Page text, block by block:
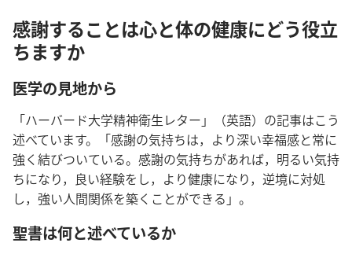
感謝することは心と体の健康にどう役立
ちますか
医学の見地から
「ハーバード大学精神衛生レター」（英語）の記事はこう
述べています。「感謝の気持ちは，より深い幸福感と常に
強く結びついている。感謝の気持ちがあれば，明るい気持
ちになり，良い経験をし，より健康になり，逆境に対処
し，強い人間関係を築くことができる」。
聖書は何と述べているか